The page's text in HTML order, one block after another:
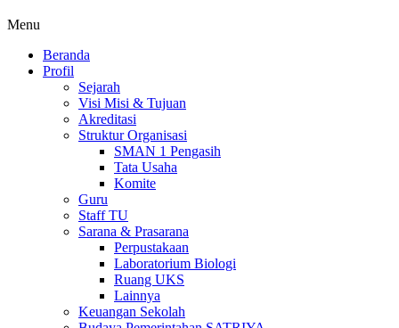
Menu
Beranda
Profil
Sejarah
Visi Misi & Tujuan
Akreditasi
Struktur Organisasi
SMAN 1 Pengasih
Tata Usaha
Komite
Guru
Staff TU
Sarana & Prasarana
Perpustakaan
Laboratorium Biologi
Ruang UKS
Lainnya
Keuangan Sekolah